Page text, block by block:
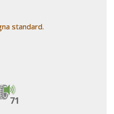
standard.
71